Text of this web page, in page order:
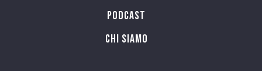
PODCAST
Chi siamo